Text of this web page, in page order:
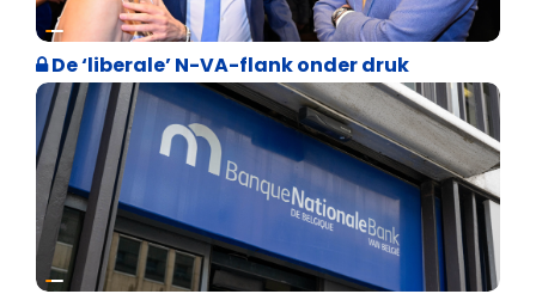
Binnenland politiek
De ‘liberale’ N-VA-flank onder druk
Binnenland politiek